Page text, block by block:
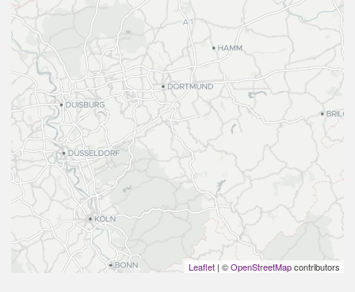
Leaflet | ©OpenStreetMapcontributors